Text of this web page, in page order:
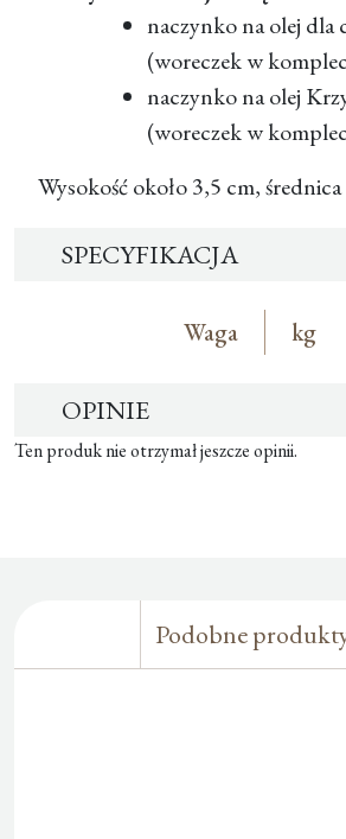
naczynko na olej
(woreczek w
naczynko na olej
(woreczek w
Wysokość około 3,5 cm,
SPECYFIKACJA
Waga kg
OPINIE
Ten produk nie otrzymał jeszcze opinii.
Podobne